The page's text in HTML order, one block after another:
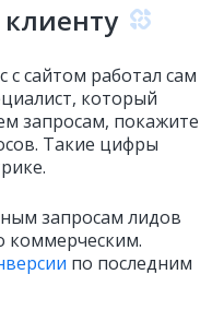
клиенту
с сайтом работал сам
который
запросам, покажите
Такие цифры
запросам лидов
коммерческим.
по последним